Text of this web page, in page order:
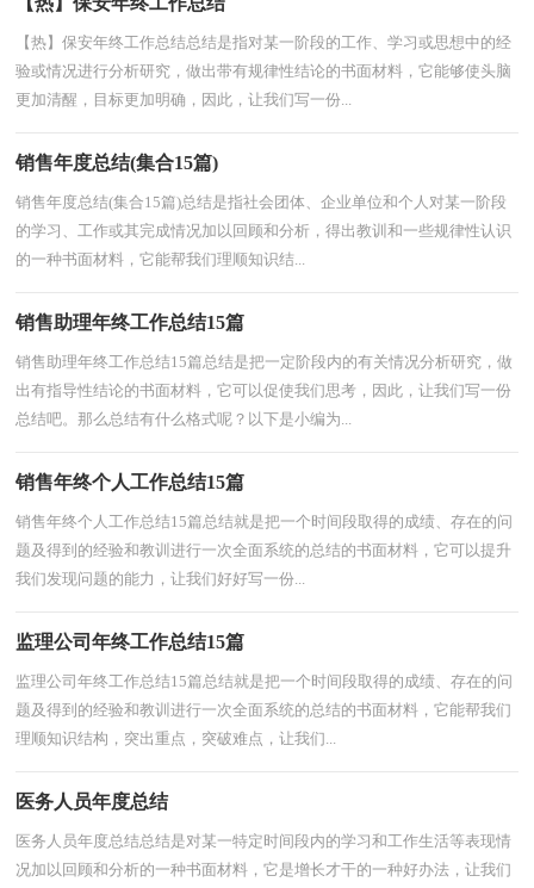
【热】保安年终工作总结总结是指对某一阶段的工作、学习或思想中的经
验或情况进行分析研究，做出带有规律性结论的书面材料，它能够使头脑
更加清醒，目标更加明确，因此，让我们写一份...
销售年度总结(集合15篇)
销售年度总结(集合15篇)总结是指社会团体、企业单位和个人对某一阶段
的学习、工作或其完成情况加以回顾和分析，得出教训和一些规律性认识
的一种书面材料，它能帮我们理顺知识结...
销售助理年终工作总结15篇
销售助理年终工作总结15篇总结是把一定阶段内的有关情况分析研究，做
出有指导性结论的书面材料，它可以促使我们思考，因此，让我们写一份
总结吧。那么总结有什么格式呢？以下是小编为...
销售年终个人工作总结15篇
销售年终个人工作总结15篇总结就是把一个时间段取得的成绩、存在的问
题及得到的经验和教训进行一次全面系统的总结的书面材料，它可以提升
我们发现问题的能力，让我们好好写一份...
监理公司年终工作总结15篇
监理公司年终工作总结15篇总结就是把一个时间段取得的成绩、存在的问
题及得到的经验和教训进行一次全面系统的总结的书面材料，它能帮我们
理顺知识结构，突出重点，突破难点，让我们...
医务人员年度总结
医务人员年度总结总结是对某一特定时间段内的学习和工作生活等表现情
况加以回顾和分析的一种书面材料，它是增长才干的一种好办法，让我们